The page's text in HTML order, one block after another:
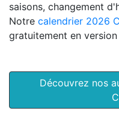
saisons, changement
Notre calendrier 2026
gratuitement en
Découvrez nos